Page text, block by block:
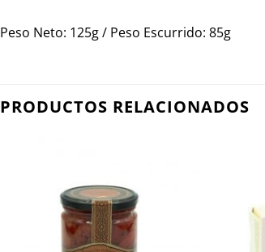
Peso Neto: 125g / Peso Escurrido: 85g
PRODUCTOS RELACIONADOS